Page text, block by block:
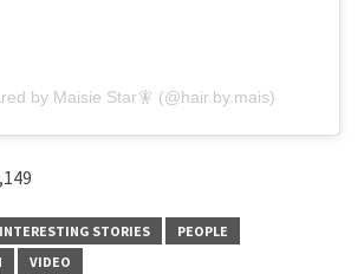
by Maisie Star🧚 (@hair.by.mais)
INTERESTING STORIES
PEOPLE
VIDEO